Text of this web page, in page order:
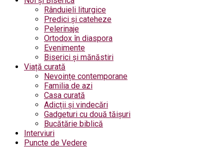
Rânduieli liturgice
Predici și cateheze
Pelerinaje
Ortodox în diaspora
Evenimente
Biserici și mănăstiri
Viață curată
Nevoințe contemporane
Familia de azi
Casa curată
Adicții și vindecări
Gadgeturi cu două tăișuri
Bucătărie biblică
Interviuri
Puncte de Vedere